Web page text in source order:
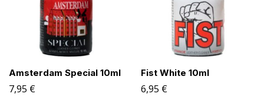
Amsterdam Special 10ml
7,95 €
Fist White 10ml
6,95 €